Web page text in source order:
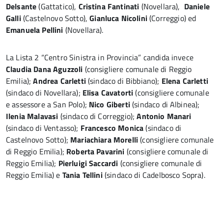
Delsante(Gattatico), Cristina Fantinati (Novellara), Daniele
Galli(Castelnovo Sotto),Gianluca Nicolini(Correggio) ed
Emanuela Pellini (Novellara).
La Lista 2 “Centro Sinistra in Provincia” candida invece
Claudia Dana Aguzzoli (consigliere comunale di Reggio
Emilia);Andrea Carletti(sindaco di Bibbiano); Elena Carletti
(sindaco di Novellara); Elisa Cavatorti(consigliere comunale
e assessore a San Polo); Nico Giberti(sindaco di Albinea);
Ilenia Malavasi (sindaco di Correggio);Antonio Manari
(sindaco di Ventasso); Francesco Monica(sindaco di
Castelnovo Sotto); Mariachiara Morelli(consigliere comunale
di Reggio Emilia); Roberta Pavarini (consigliere comunale di
Reggio Emilia); Pierluigi Saccardi (consigliere comunale di
Reggio Emilia) e Tania Tellini(sindaco di Cadelbosco Sopra).